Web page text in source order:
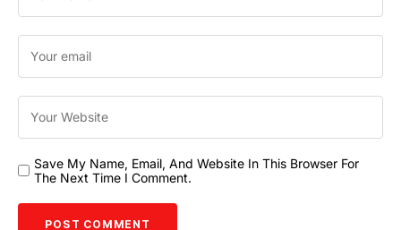
Save My Name, Email, And Website In This Browser For
The Next Time I Comment.